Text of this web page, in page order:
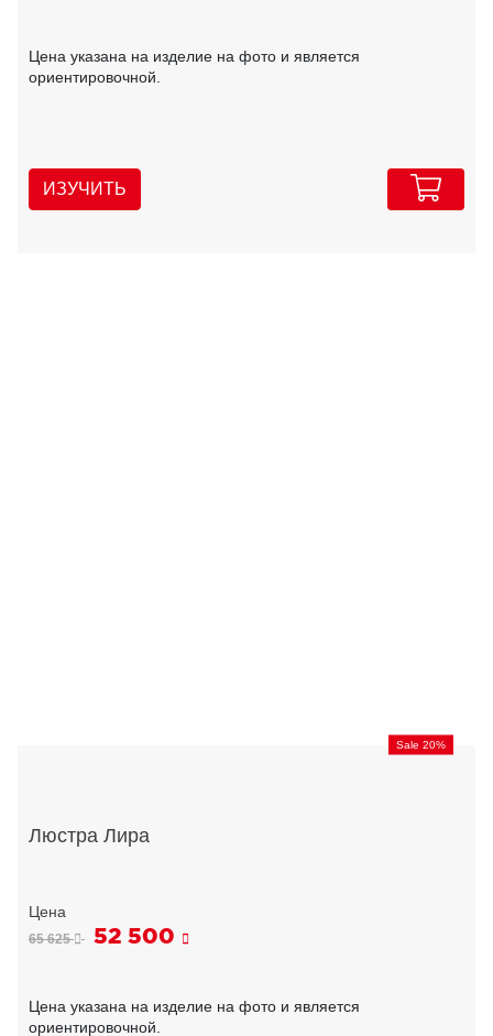
Цена указана на изделие на фото и является
ориентировочной.
ИЗУЧИТЬ
Sale 20%
Люстра Лира
65 625 52 500
Цена указана на изделие на фото и является
ориентировочной.